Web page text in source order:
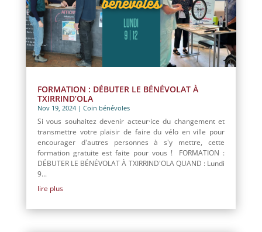
FORMATION : DÉBUTER LE BÉNÉVOLAT À
TXIRRIND’OLA
Nov 19, 2024| Coin bénévoles
Si vous souhaitez devenir acteur·ice du changement et
transmettre votre plaisir de faire du vélo en ville pour
encourager d'autres personnes à s'y mettre, cette
formation gratuite est faite pour vous ! FORMATION :
DÉBUTER LE BÉNÉVOLAT À TXIRRIND'OLA QUAND : Lundi
9...
lire plus